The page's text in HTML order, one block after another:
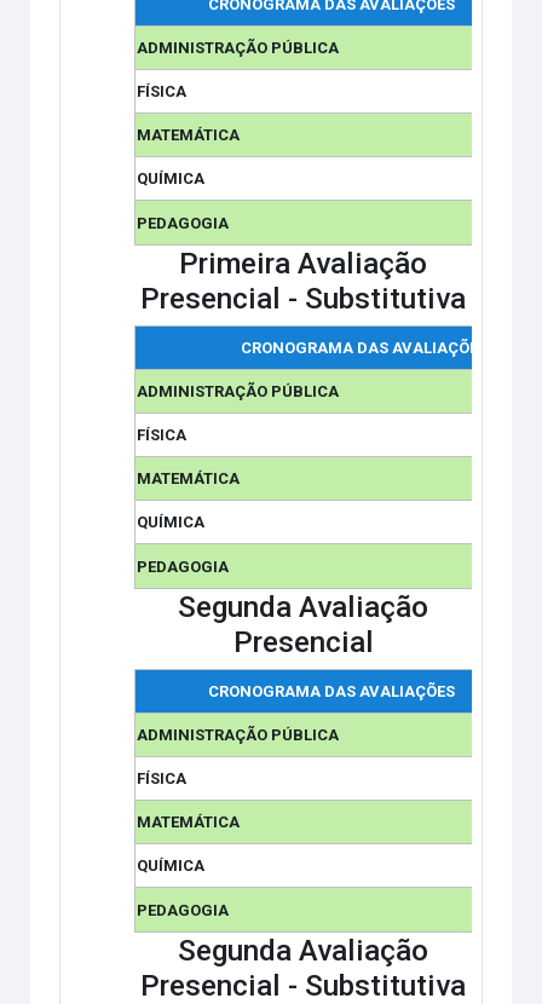
CRONOGRAMA DAS AVALIAÇÕES
ADMINISTRAÇÃO PÚBLICA
FÍSICA
MATEMÁTICA
QUÍMICA
PEDAGOGIA
Primeira Avaliação
Presencial - Substitutiva
CRONOGRAMA DAS AVALIAÇÕES
ADMINISTRAÇÃO PÚBLICA
FÍSICA
MATEMÁTICA
QUÍMICA
PEDAGOGIA
Segunda Avaliação
Presencial
CRONOGRAMA DAS AVALIAÇÕES
ADMINISTRAÇÃO PÚBLICA
FÍSICA
MATEMÁTICA
QUÍMICA
PEDAGOGIA
Segunda Avaliação
Presencial - Substitutiva